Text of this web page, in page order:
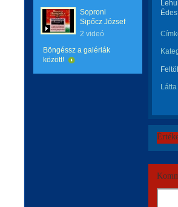
Soproni
Sipőcz József
2 videó
Böngéssz a galériák
között!